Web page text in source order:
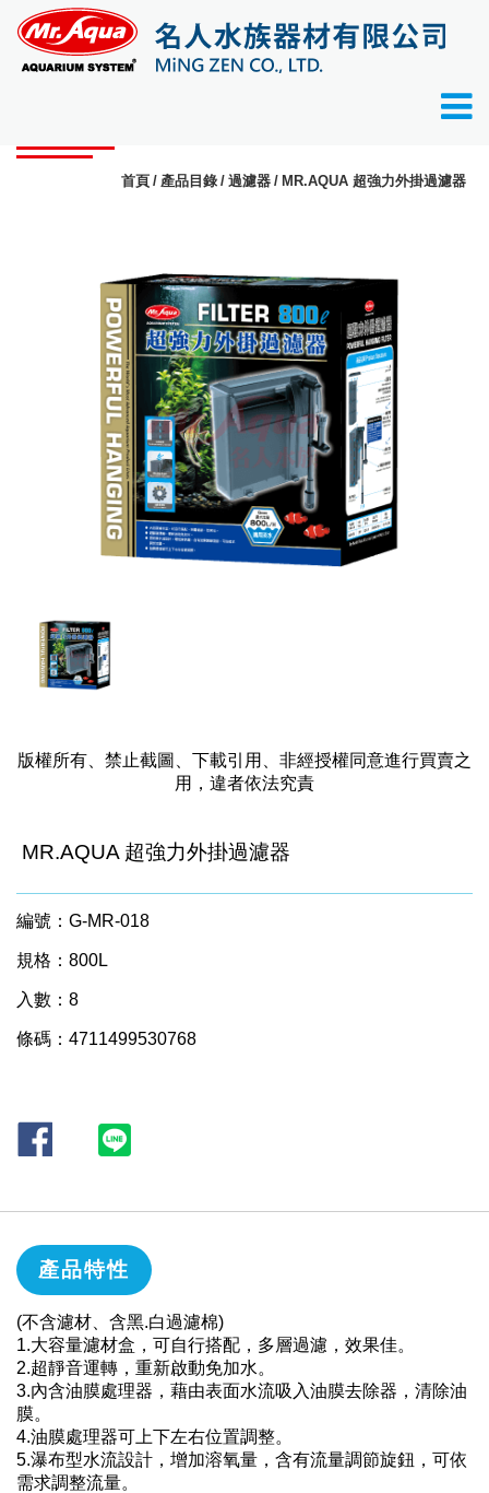
首頁 產品目錄 過濾器 MR.AQUA 超強力外掛過濾器
版權所有、禁止截圖、下載引用、非經授權同意進行買賣之
用，違者依法究責
MR.AQUA 超強力外掛過濾器
編號：G-MR-018
規格：800L
入數：8
條碼：4711499530768
產品特性
(不含濾材、含黑.白過濾棉)
1.大容量濾材盒，可自行搭配，多層過濾，效果佳。
2.超靜音運轉，重新啟動免加水。
3.內含油膜處理器，藉由表面水流吸入油膜去除器，清除油
膜。
4.油膜處理器可上下左右位置調整。
5.瀑布型水流設計，增加溶氧量，含有流量調節旋鈕，可依
需求調整流量。